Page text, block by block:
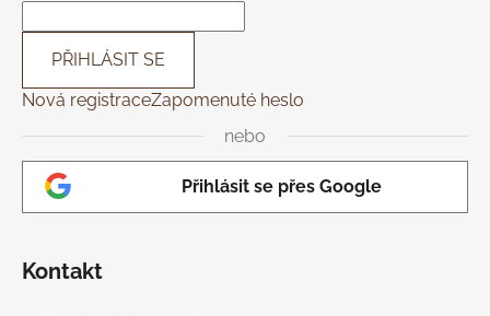
PŘIHLÁSIT SE
Nová registraceZapomenuté heslo
nebo
Přihlásit se přes Google
Kontakt